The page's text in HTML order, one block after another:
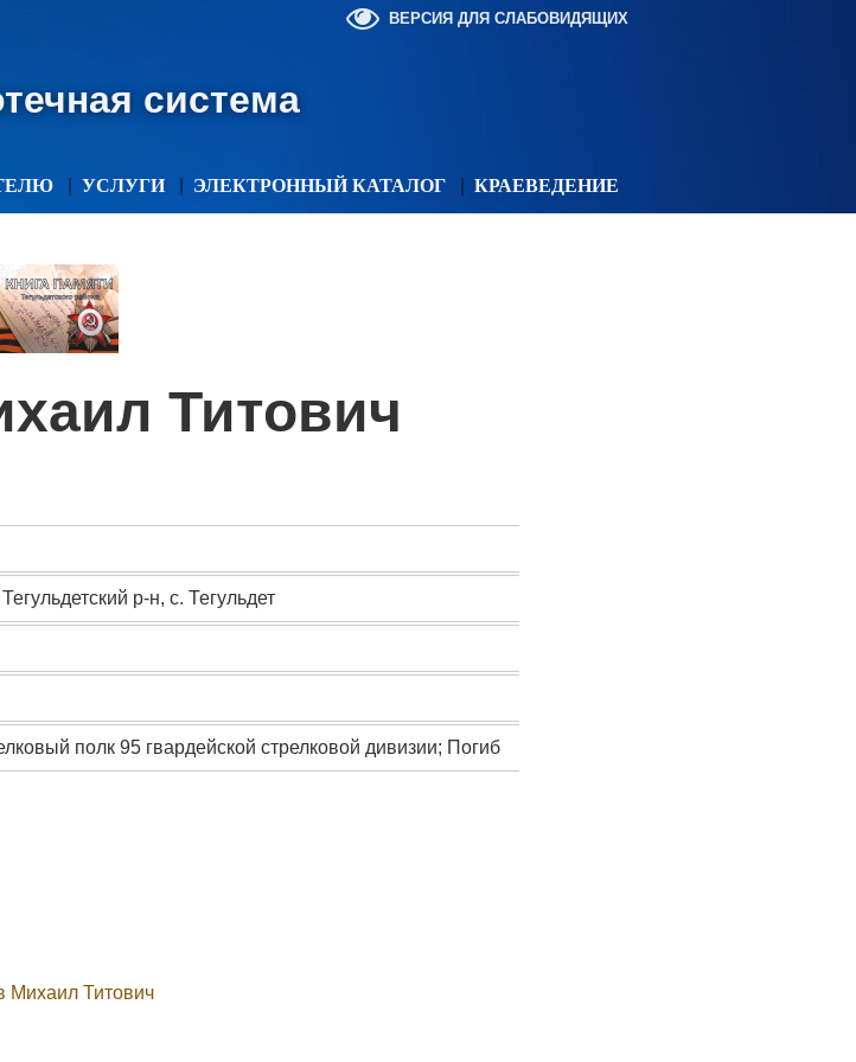
система
ВЕРСИЯ ДЛЯ СЛАБОВИДЯЩИХ
УСЛУГИ ЭЛЕКТРОННЫЙ КАТАЛОГ КРАЕВЕДЕНИЕ
Титович
р-н, с. Тегульдет
полк 95 гвардейской стрелковой дивизии; Погиб
Михаил Титович